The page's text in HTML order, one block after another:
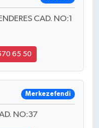
CAD. NO:1
65 50
Merkezefendi
NO:37